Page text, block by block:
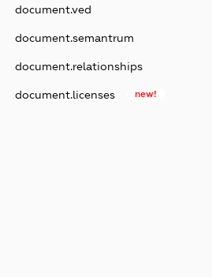
document.ved
document.semantrum
document.relationships
document.licenses new!